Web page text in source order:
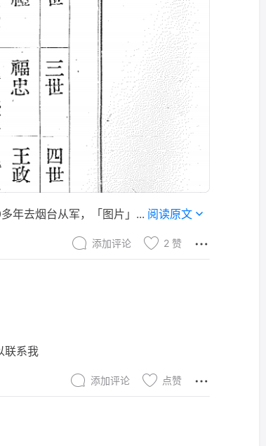
年去烟台从军，「图片」... 阅读原文
添加评论 2 赞
联系我
添加评论 点赞